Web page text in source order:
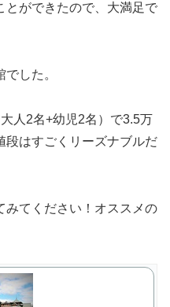
とができたので、大満足で
した。
人2名+幼児2名）で3.5万
段はすごくリーズナブルだ
みてください！オススメの